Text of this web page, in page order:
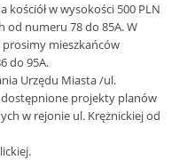
kościół w wysokości 500 PLN
od numeru 78 do 85A. W
prosimy mieszkańców
do 95A.
Urzędu Miasta /ul.
projekty planów
w rejonie ul. Krężnickiej od